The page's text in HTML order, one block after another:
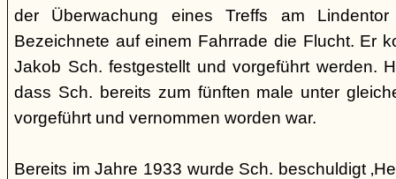
der Überwachung eines Treffs am
Bezeichnete auf einem Fahrrade die Flucht. Er
Jakob Sch. festgestellt und vorgeführt werden.
dass Sch. bereits zum fünften male unter
vorgeführt und vernommen worden war.
Bereits im Jahre 1933 wurde Sch. beschuldigt